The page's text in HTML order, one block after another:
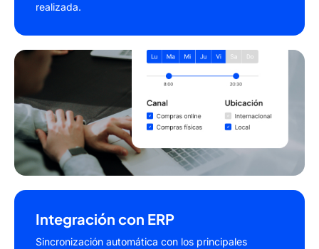
realizada.
Automatización de Políticas de
Gasto
Define y aplica políticas de gasto automáticamente.
Limita el uso de la tarjeta según categorías, montos o
ubicaciones.
Integración con ERP
Sincronización automática con los principales